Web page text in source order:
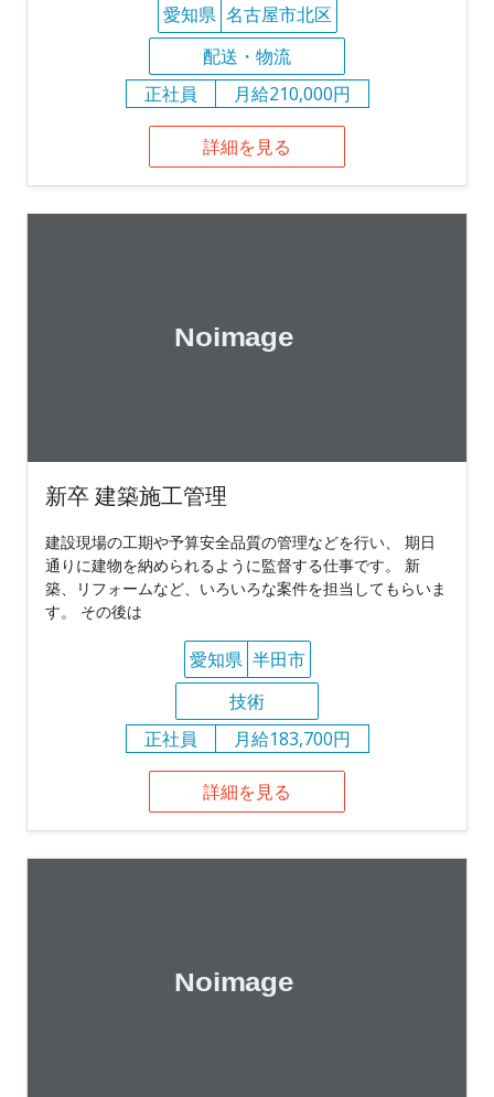
愛知県 名古屋市北区
配送・物流
正社員
月給210,000円
詳細を見る
新卒 建築施工管理
建設現場の工期や予算安全品質の管理などを行い、 期日
通りに建物を納められるように監督する仕事です。 新
築、リフォームなど、いろいろな案件を担当してもらいま
す。 その後は
愛知県 半田市
技術
正社員
月給183,700円
詳細を見る